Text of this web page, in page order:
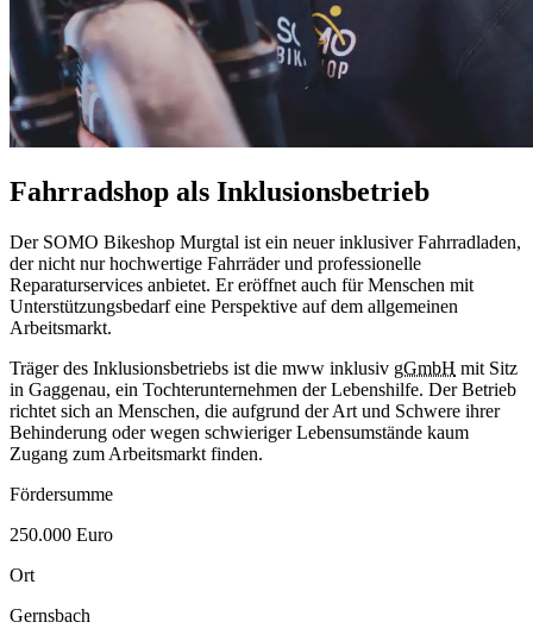
Fahrradshop als Inklusionsbetrieb
Der SOMO Bikeshop Murgtal ist ein neuer inklusiver Fahrradladen,
der nicht nur hochwertige Fahrräder und professionelle
Reparaturservices anbietet. Er eröffnet auch für Menschen mit
Unterstützungsbedarf eine Perspektive auf dem allgemeinen
Arbeitsmarkt.
Träger des Inklusionsbetriebs ist die mww inklusiv gGmbH mit Sitz
in Gaggenau, ein Tochterunternehmen der Lebenshilfe. Der Betrieb
richtet sich an Menschen, die aufgrund der Art und Schwere ihrer
Behinderung oder wegen schwieriger Lebensumstände kaum
Zugang zum Arbeitsmarkt finden.
Fördersumme
250.000 Euro
Ort
Gernsbach